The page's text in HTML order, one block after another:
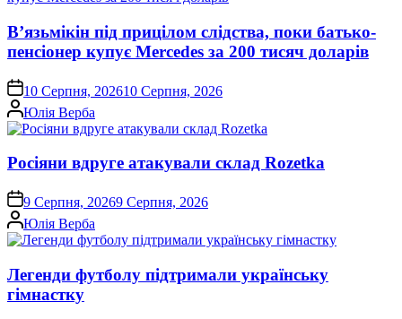
В’язьмікін під прицілом слідства, поки батько-
пенсіонер купує Mercedes за 200 тисяч доларів
on 10 Серпня, 202610 Серпня, 2026
Опубліковано
Юлія Верба
Росіяни вдруге атакували склад Rozetka
on9 Серпня, 20269 Серпня, 2026
Опубліковано
Юлія Верба
Легенди футболу підтримали українську
гімнастку